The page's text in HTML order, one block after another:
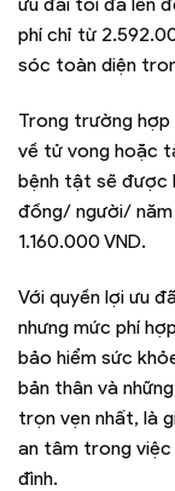
phí chỉ từ
sóc toàn diện
Trong trường hợp
về tử vong hoặc
bệnh tật sẽ được
đồng/ người/
1.160.000 VND.
Với quyền lợi ưu
nhưng mức phí
bảo hiểm sức
bản thân và
trọn vẹn nhất, là
an tâm trong việc
đình.